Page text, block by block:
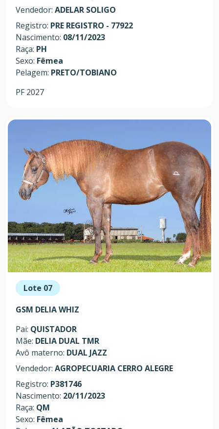
Vendedor: ADELAR SOLIGO
Registro: PRE REGISTRO - 77922
Nascimento: 08/11/2023
Raça: PH
Sexo: Fêmea
Pelagem: PRETO/TOBIANO
PF 2027
Lote 07
GSM DELIA WHIZ
Pai: QUISTADOR
Mãe: DELIA DUAL TMR
Avô materno: DUAL JAZZ
Vendedor: AGROPECUARIA CERRO ALEGRE
Registro: P381746
Nascimento: 20/11/2023
Raça: QM
Sexo: Fêmea